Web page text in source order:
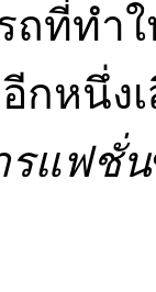
ถที่ทำ
กหนึ่ง
รแฟชั่น